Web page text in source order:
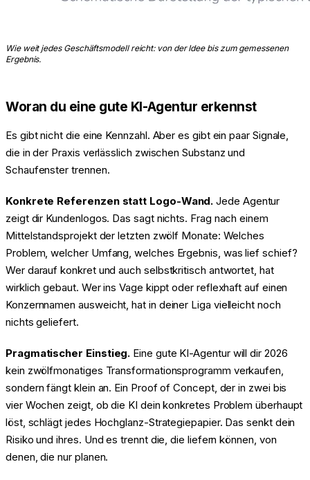
Wie weit jedes Geschäftsmodell reicht: von der Idee bis zum gemessenen
Ergebnis.
Woran du eine gute KI-Agentur erkennst
Es gibt nicht die eine Kennzahl. Aber es gibt ein paar Signale,
die in der Praxis verlässlich zwischen Substanz und
Schaufenster trennen.
Konkrete Referenzen statt Logo-Wand. Jede Agentur
zeigt dir Kundenlogos. Das sagt nichts. Frag nach einem
Mittelstandsprojekt der letzten zwölf Monate: Welches
Problem, welcher Umfang, welches Ergebnis, was lief schief?
Wer darauf konkret und auch selbstkritisch antwortet, hat
wirklich gebaut. Wer ins Vage kippt oder reflexhaft auf einen
Konzernnamen ausweicht, hat in deiner Liga vielleicht noch
nichts geliefert.
Pragmatischer Einstieg. Eine gute KI-Agentur will dir 2026
kein zwölfmonatiges Transformationsprogramm verkaufen,
sondern fängt klein an. Ein Proof of Concept, der in zwei bis
vier Wochen zeigt, ob die KI dein konkretes Problem überhaupt
löst, schlägt jedes Hochglanz-Strategiepapier. Das senkt dein
Risiko und ihres. Und es trennt die, die liefern können, von
denen, die nur planen.